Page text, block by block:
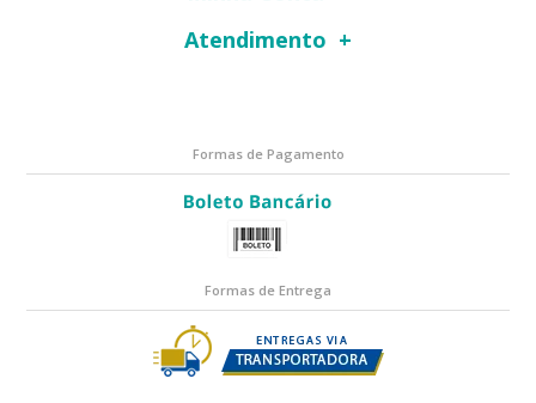
Atendimento
Formas de Pagamento
Formas de Entrega